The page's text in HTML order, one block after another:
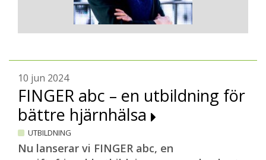
10 jun 2024
FINGER abc – en utbildning för
bättre hjärnhälsa
UTBILDNING
Nu lanserar vi FINGER abc, en